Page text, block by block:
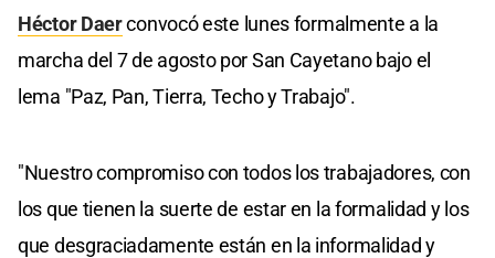
Héctor Daerconvocó este lunes formalmente a la
marcha del 7 de agosto por San Cayetano bajo el
lema "Paz, Pan, Tierra, Techo y Trabajo".
"Nuestro compromiso con todos los trabajadores, con
los que tienen la suerte de estar en la formalidad y los
que desgraciadamente están en la informalidad y